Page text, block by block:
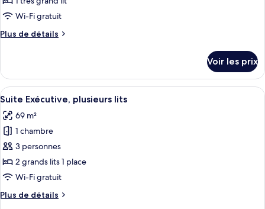
type
chambre :
Deluxe,
1
très
grand
lit
Wi-Fi gratuit
Plus de détails
Plus
le
type
de
Chambre
Double
très
grand
lit
Voir les prix
Afficher
toutes
les
photos
pour
ce
type
chambre :
Une chambre d’hôtel avec un
5
Suite Exécutive, plusieurs lits
69 m²
1 chambre
3 personnes
2 grands lits 1 place
Wi-Fi gratuit
Plus de détails
Plus